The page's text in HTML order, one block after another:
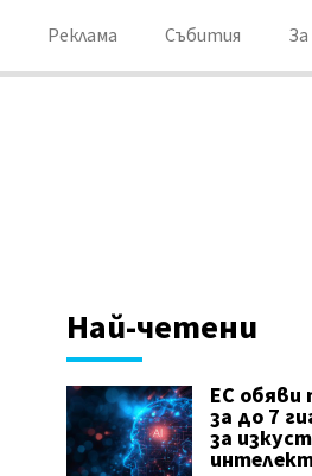
Реклама Събития
Най-четени
ЕС обяви
за до 7
за